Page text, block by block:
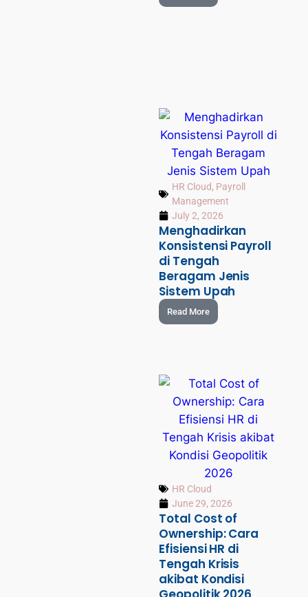
HR Cloud, Payroll
Management
July 2, 2026
Menghadirkan
Konsistensi Payroll
di Tengah
Beragam Jenis
Sistem Upah
Read More
HR Cloud
June 29, 2026
Total Cost of
Ownership: Cara
Efisiensi HR di
Tengah Krisis
akibat Kondisi